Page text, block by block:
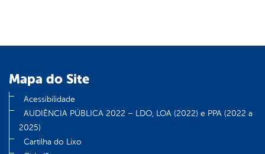
Mapa do Site
Acessibilidade
AUDIÊNCIA PÚBLICA 2022 – LDO, LOA (2022) e PPA (2022 a
2025)
Cartilha do Lixo